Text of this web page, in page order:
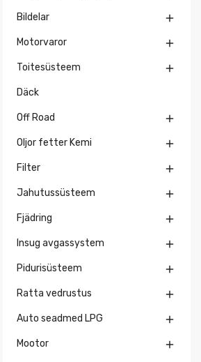
Bildelar 
Motorvaror 
Toitesüsteem 
Däck
Off Road 
Oljor fetter Kemi 
Filter 
Jahutussüsteem 
Fjädring 
Insug avgassystem 
Pidurisüsteem 
Ratta vedrustus 
Auto seadmed LPG 
Mootor 